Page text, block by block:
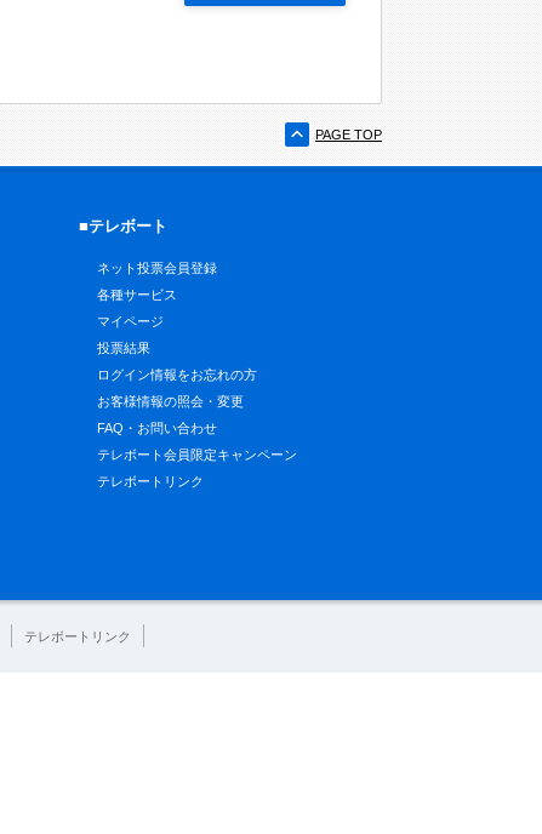
PAGE TOP
■テレボート
ネット投票会員登録
各種サービス
マイページ
投票結果
ログイン情報をお忘れの方
お客様情報の照会・変更
FAQ・お問い合わせ
テレボート会員限定キャンペーン
テレボートリンク
テレボートリンク